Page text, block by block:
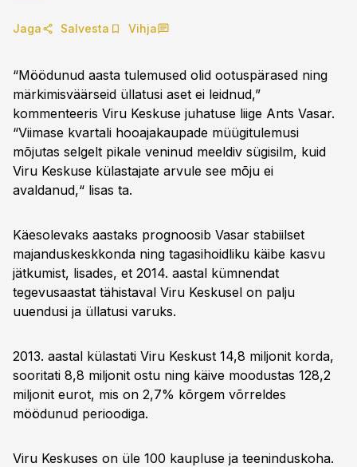
Jaga Salvesta Vihja
“Möödunud aasta tulemused olid ootuspärased ning
märkimisväärseid üllatusi aset ei leidnud,”
kommenteeris Viru Keskuse juhatuse liige Ants Vasar.
“Viimase kvartali hooajakaupade müügitulemusi
mõjutas selgelt pikale veninud meeldiv sügisilm, kuid
Viru Keskuse külastajate arvule see mõju ei
avaldanud,“ lisas ta.
Käesolevaks aastaks prognoosib Vasar stabiilset
majanduskeskkonda ning tagasihoidliku käibe kasvu
jätkumist, lisades, et 2014. aastal kümnendat
tegevusaastat tähistaval Viru Keskusel on palju
uuendusi ja üllatusi varuks.
2013. aastal külastati Viru Keskust 14,8 miljonit korda,
sooritati 8,8 miljonit ostu ning käive moodustas 128,2
miljonit eurot, mis on 2,7% kõrgem võrreldes
möödunud perioodiga.
Viru Keskuses on üle 100 kaupluse ja teeninduskoha.